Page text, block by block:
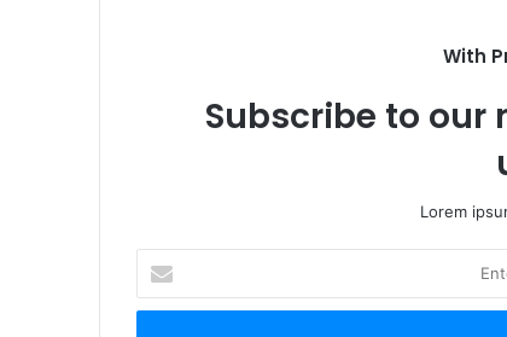
With
Subscribe to
Lorem
your
Email